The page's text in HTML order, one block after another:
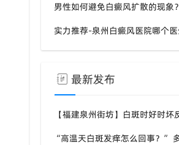
男性如何避免白癜风扩散的现象？
最新发布